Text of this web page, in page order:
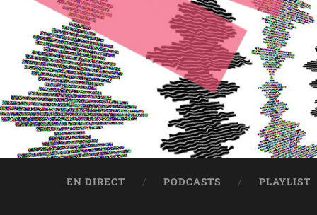
EN DIRECT PODCASTS PLAYLIST